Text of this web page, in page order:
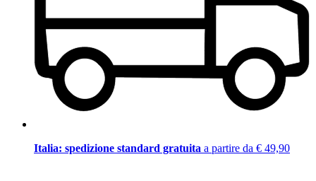
Italia: spedizione standard gratuita a partire da € 49,90